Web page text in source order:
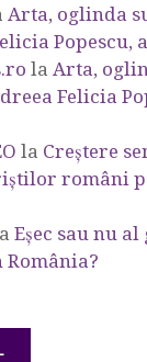
Arta, oglinda
Popescu,
la Arta,
Felicia
la Creștere
români
Eşec sau nu